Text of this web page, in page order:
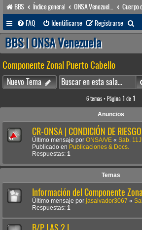
BBS Índice general
FAQ
Identificarse Registrarse
u
a
r
BBS | ONSA Venezuela
Componente Zonal Puerto Cabello
Nuevo Tema
6 temas • Página 1 de 1
Anuncios
CR-ONSA | CONDICIÓN DE
Último mensaje por ONSA/VE « Sab.
Publicado en Publicaciones & Docs.
Respuestas: 1
Temas
Información del Componente
Último mensaje por jasalvador3067 «
Respuestas: 1